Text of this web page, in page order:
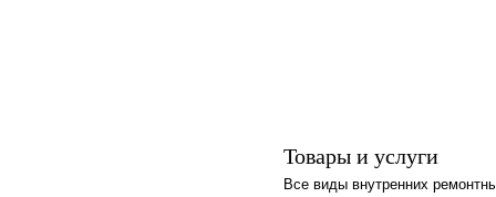
Товары и услуги
Все виды внутренних